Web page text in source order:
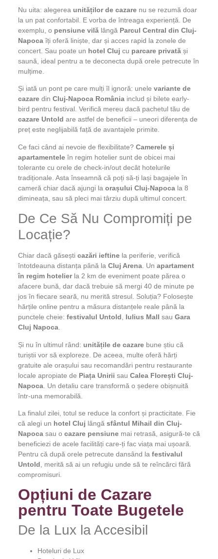
Nu uita: alegerea unităților de cazarenu se rezumă doar
la un pat confortabil. E vorba de întreaga experiență. De
exemplu, o pensiune vilălângă Parcul Central din Cluj-
Napocaîți oferă liniște, dar și acces rapid la zonele de
concert. Sau poate un hotel Cluj cu parcare privatăși
saună, ideal pentru a te deconecta după orele petrecute în
mulțime.
Și iată un pont pe care mulți îl ignoră: unele variante de
cazaredin Cluj-Napoca Româniainclud și bilete early-
bird pentru festival. Verifică mereu dacă pachetul tău de
cazare Untold are astfel de beneficii – uneori diferența de
preț este neglijabilă față de avantajele primite.
Ce faci când ai nevoie de flexibilitate? Camerele și
apartamenteleîn regim hotelier sunt de obicei mai
tolerante cu orele de check-in/out decât hotelurile
tradiționale. Asta înseamnă că poți să-ți lași bagajele în
cameră chiar dacă ajungi la orașului Cluj-Napocala 8
dimineața, sau să pleci mai târziu după ultimul concert.
De Ce Să Nu Compromiți pe
Locație?
Chiar dacă găsești cazări ieftinela periferie, verifică
întotdeauna distanța până la Cluj Arena. Un apartament
în regim hotelierla 2 km de eveniment poate părea o
afacere bună, dar dacă trebuie să mergi 40 de minute pe
jos în fiecare seară, nu merită stresul. Soluția? Folosește
hărțile online pentru a măsura distanțele reale până la
punctele cheie: festivalul Untold Iulius Mall sau Gara
Cluj Napoca.
Și nu în ultimul rând: unitățile de cazarebune știu că
turiștii vor să exploreze. De aceea, multe oferă hărți
gratuite ale orașului sau recomandări pentru restaurante
locale apropiate de Piața Unirii sau Calea Florești Cluj-
Napoca. Un detaliu care transformă o ședere obișnuită
într-una memorabilă.
La finalul zilei, totul se reduce la confort și practicitate. Fie
că alegi un hotel Cluj lângă sfântul Mihail din Cluj-
Napocasau o cazare pensiunemai retrasă, asigură-te că
beneficiezi de acele facilități care-ți fac viața mai ușoară.
Pentru că după orele petrecute dansând la festivalul
Untold , merită să ai un refugiu unde să te reîncărci fără
compromisuri.
Opțiuni de Cazare
pentru Toate Bugetele
De la Lux la Accesibil
Hoteluri de Lux